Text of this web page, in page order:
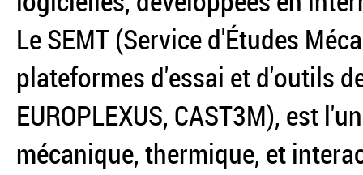
Le SEMT (Service d'Études
plateformes d'essai et d'outils
EUROPLEXUS, CAST3M), est
mécanique, thermique, et